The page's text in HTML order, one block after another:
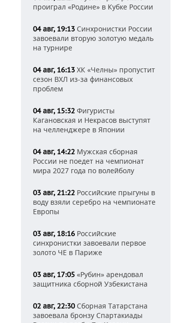
проиграл «Родине» в Кубке России
04 авг, 19:13 Синхронистки России
завоевали вторую золотую медаль
на турнире
04 авг, 16:13 ХК «Челны» пропустит
сезон ВХЛ из-за финансовых
проблем
04 авг, 15:32 Фигуристы
Кагановская и Некрасов выступят
на челленджере в Японии
04 авг, 14:22 Мужская сборная
России не поедет на чемпионат
мира 2027 года по волейболу
03 авг, 21:22 Российские прыгуны в
воду взяли серебро на чемпионате
Европы
03 авг, 18:16 Российские
синхронистки завоевали первое
золото ЧЕ в Париже
03 авг, 17:05 «Рубин» арендовал
защитника сборной Узбекистана
02 авг, 22:30Сборная Татарстана
завоевала бронзу Спартакиады